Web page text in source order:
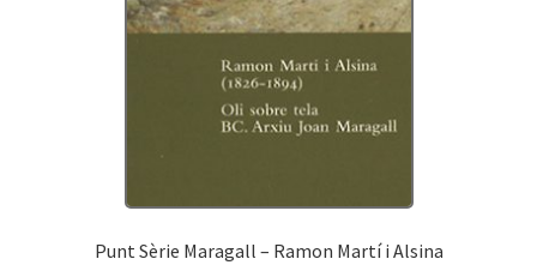
Punt Sèrie Maragall – Ramon Martí i Alsina